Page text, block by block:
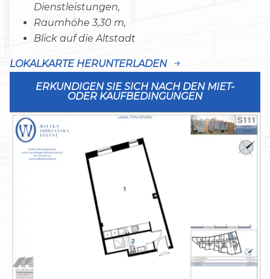
Dienstleistungen,
Raumhöhe 3,30 m,
Blick auf die Altstadt
LOKALKARTE HERUNTERLADEN
ERKUNDIGEN SIE SICH NACH DEN MIET-
ODER KAUFBEDINGUNGEN